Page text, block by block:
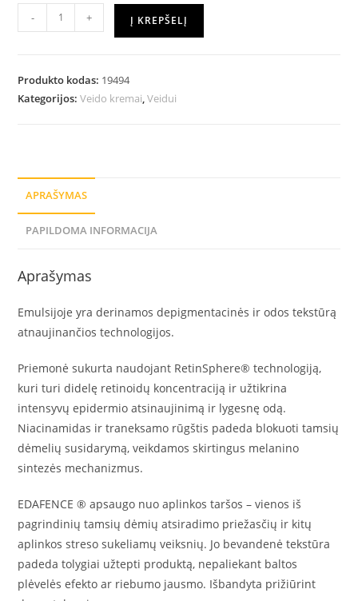
- + Į KREPŠELĮ
Produkto kodas: 19494
Kategorijos:Veido kremai,Veidui
APRAŠYMAS
PAPILDOMA INFORMACIJA
Aprašymas
Emulsijoje yra derinamos depigmentacinės ir odos tekstūrą
atnaujinančios technologijos.
Priemonė sukurta naudojant RetinSphere® technologiją,
kuri turi didelę retinoidų koncentraciją ir užtikrina
intensyvų epidermio atsinaujinimą ir lygesnę odą.
Niacinamidas ir traneksamo rūgštis padeda blokuoti tamsių
dėmelių susidarymą, veikdamos skirtingus melanino
sintezės mechanizmus.
EDAFENCE ® apsaugo nuo aplinkos taršos – vienos iš
pagrindinių tamsių dėmių atsiradimo priežasčių ir kitų
aplinkos streso sukeliamų veiksnių. Jo bevandenė tekstūra
padeda tolygiai užtepti produktą, nepaliekant baltos
plėvelės efekto ar riebumo jausmo. Išbandyta prižiūrint